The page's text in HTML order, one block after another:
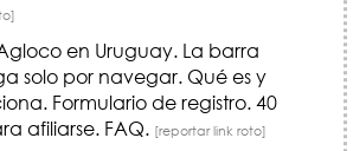
en Uruguay. La barra
solo por navegar. Qué es y
Formulario de registro. 40
afiliarse. FAQ. [reportar link roto]